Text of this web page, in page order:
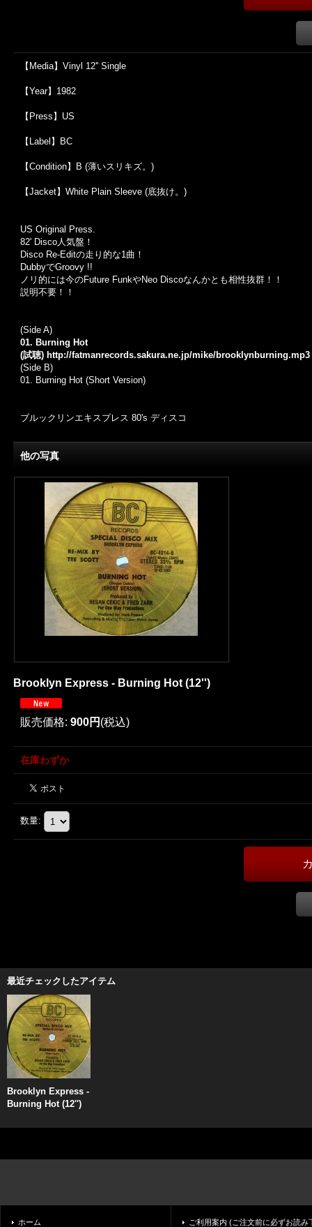
【Media】Vinyl 12'' Single
【Year】1982
【Press】US
【Label】BC
【Condition】B (薄いスリキズ。)
【Jacket】White Plain Sleeve (底抜け。)
US Original Press.
82' Disco人気盤！
Disco Re-Editの走り的な1曲！
DubbyでGroovy !!
ノリ的には今のFuture FunkやNeo Discoなんかとも相性抜群！！
説明不要！！
(Side A)
01. Burning Hot
(試聴) http://fatmanrecords.sakura.ne.jp/mike/brooklynburning.mp3
(Side B)
01. Burning Hot (Short Version)
ブルックリンエキスプレス 80's ディスコ
他の写真
Brooklyn Express - Burning Hot (12'')
販売価格: 900円 (税込)
在庫わずか
数量:
最近チェックしたアイテム
Brooklyn Express -
Burning Hot (12'')
ホーム ご利用案内 (ご注文前に必ずお読み